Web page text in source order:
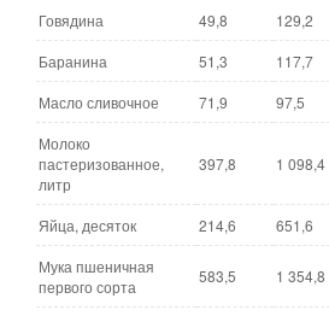
Говядина
49,8 129,2
Баранина
51,3 117,7
Масло сливочное
71,9 97,5
Молоко
пастеризованное,
литр
397,8 1 098,4
Яйца, десяток 214,6 651,6
Мука пшеничная
первого сорта
583,5 1 354,8